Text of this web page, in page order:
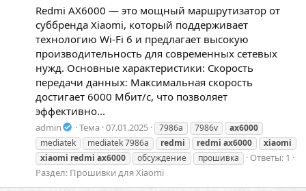
Redmi AX6000 — это мощный маршрутизатор от
суббренда Xiaomi, который поддерживает
технологию Wi-Fi 6 и предлагает высокую
производительность для современных сетевых
нужд. Основные характеристики: Скорость
передачи данных: Максимальная скорость
достигает 6000 Мбит/с, что позволяет
эффективно...
admin Тема 07.01.2025 7986a 7986v
ax6000
mediatek
mediatek 7986a redmi redmi ax6000
xiaomi
xiaomi redmi ax6000 обсуждение прошивка
Ответы: 1
Раздел: Прошивки для Xiaomi